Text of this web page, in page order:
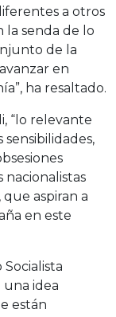
a otros
la senda de lo
de la
en
ha resaltado.
“lo relevante
sensibilidades,
nacionalistas
aspiran a
en este
idea
están